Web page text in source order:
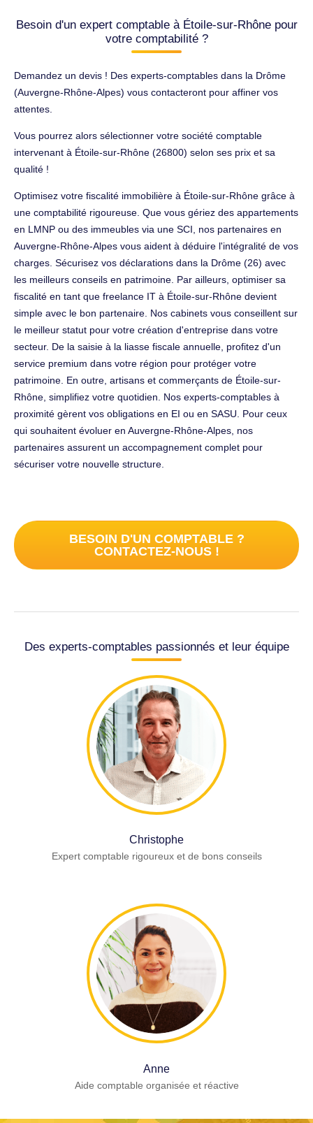
Besoin d'un expert comptable à Étoile-sur-Rhône pour
votre comptabilité ?
Demandez un devis ! Des experts-comptables dans la Drôme
(Auvergne-Rhône-Alpes) vous contacteront pour affiner vos
attentes.
Vous pourrez alors sélectionner votre société comptable
intervenant à Étoile-sur-Rhône (26800) selon ses prix et sa
qualité !
Optimisez votre fiscalité immobilière à Étoile-sur-Rhône grâce à
une comptabilité rigoureuse. Que vous gériez des appartements
en LMNP ou des immeubles via une SCI, nos partenaires en
Auvergne-Rhône-Alpes vous aident à déduire l'intégralité de vos
charges. Sécurisez vos déclarations dans la Drôme (26) avec
les meilleurs conseils en patrimoine. Par ailleurs, optimiser sa
fiscalité en tant que freelance IT à Étoile-sur-Rhône devient
simple avec le bon partenaire. Nos cabinets vous conseillent sur
le meilleur statut pour votre création d'entreprise dans votre
secteur. De la saisie à la liasse fiscale annuelle, profitez d'un
service premium dans votre région pour protéger votre
patrimoine. En outre, artisans et commerçants de Étoile-sur-
Rhône, simplifiez votre quotidien. Nos experts-comptables à
proximité gèrent vos obligations en EI ou en SASU. Pour ceux
qui souhaitent évoluer en Auvergne-Rhône-Alpes, nos
partenaires assurent un accompagnement complet pour
sécuriser votre nouvelle structure.
BESOIN D'UN COMPTABLE ?
CONTACTEZ-NOUS !
Des experts-comptables passionnés et leur équipe
Christophe
Expert comptable rigoureux et de bons conseils
Anne
Aide comptable organisée et réactive